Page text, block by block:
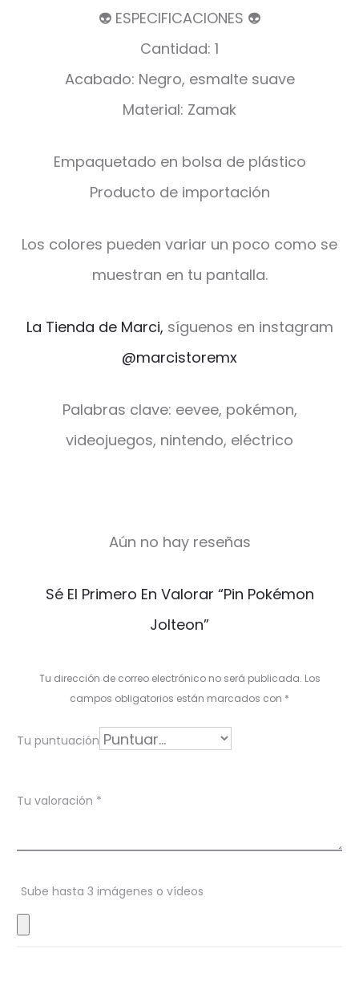
👽 ESPECIFICACIONES 👽
Cantidad: 1
Acabado: Negro, esmalte suave
Material: Zamak
Empaquetado en bolsa de plástico
Producto de importación
Los colores pueden variar un poco como se
muestran en tu pantalla.
La Tienda de Marci, síguenos en instagram
@marcistoremx
Palabras clave: eevee, pokémon,
videojuegos, nintendo, eléctrico
c
o
n
s
Aún no hay reseñas
Sé El Primero En Valorar “Pin Pokémon
Jolteon”
Tu dirección de correo electrónico no será publicada. Los
campos obligatorios están marcados con *
Tu puntuación
Tu valoración *
Sube hasta 3 imágenes o vídeos